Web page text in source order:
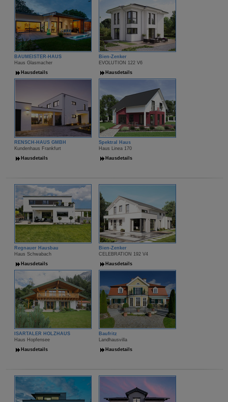
BAUMEISTER-HAUS
Haus Glasmacher
Hausdetails
Bien-Zenker
EVOLUTION 122 V6
Hausdetails
RENSCH-HAUS GMBH
Kundenhaus Frankfurt
Hausdetails
Spektral Haus
Haus Linea 170
Hausdetails
Regnauer Hausbau
Haus Schwabach
Hausdetails
Bien-Zenker
CELEBRATION 192 V4
Hausdetails
ISARTALER HOLZHAUS
Haus Hopfensee
Hausdetails
Baufritz
Landhausvilla
Hausdetails